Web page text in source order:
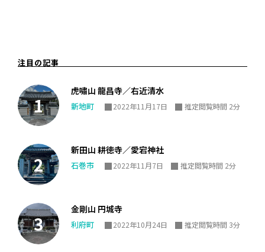
注目の記事
虎嘯山 龍昌寺／右近清水
新地町 2022年11月17日 推定閲覧時間 2分
新田山 耕徳寺／愛宕神社
石巻市 2022年11月7日 推定閲覧時間 2分
金剛山 円城寺
利府町 2022年10月24日 推定閲覧時間 3分